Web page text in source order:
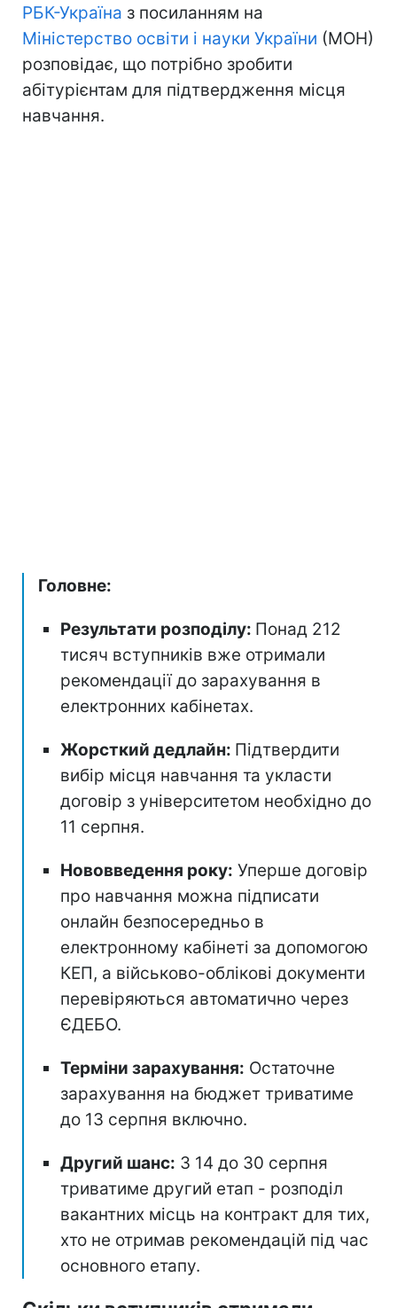
РБК-Україна з посиланням на
Міністерство освіти і науки України (МОН)
розповідає, що потрібно зробити
абітурієнтам для підтвердження місця
навчання.
Головне:
Результати розподілу: Понад 212
тисяч вступників вже отримали
рекомендації до зарахування в
електронних кабінетах.
Жорсткий дедлайн: Підтвердити
вибір місця навчання та укласти
договір з університетом необхідно до
11 серпня.
Нововведення року: Уперше договір
про навчання можна підписати
онлайн безпосередньо в
електронному кабінеті за допомогою
КЕП, а військово-облікові документи
перевіряються автоматично через
ЄДЕБО.
Терміни зарахування: Остаточне
зарахування на бюджет триватиме
до 13 серпня включно.
Другий шанс: З 14 до 30 серпня
триватиме другий етап - розподіл
вакантних місць на контракт для тих,
хто не отримав рекомендацій під час
основного етапу.